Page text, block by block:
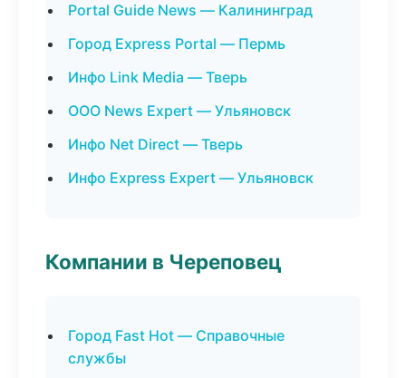
Portal Guide News — Калининград
Город Express Portal — Пермь
Инфо Link Media — Тверь
ООО News Expert — Ульяновск
Инфо Net Direct — Тверь
Инфо Express Expert — Ульяновск
Компании в Череповец
Город Fast Hot — Справочные
службы